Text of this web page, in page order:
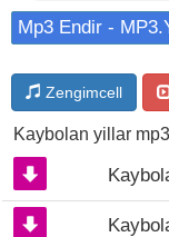
Mp3 Endir -
Zengimcell
Kaybolan yillar